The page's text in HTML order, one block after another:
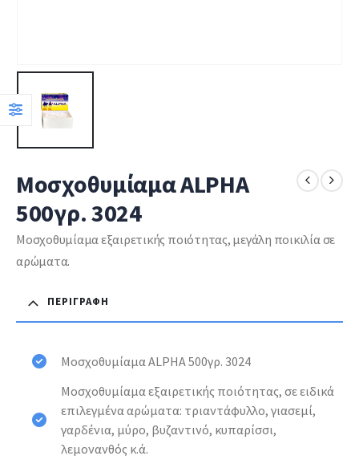
Μοσχοθυμίαμα ALPHA
500γρ. 3024
Μοσχοθυμίαμα εξαιρετικής ποιότητας, μεγάλη ποικιλία σε
αρώματα.
ΠΕΡΙΓΡΑΦΉ
Μοσχοθυμίαμα ALPHA 500γρ. 3024
Μοσχοθυμίαμα εξαιρετικής ποιότητας, σε ειδικά
επιλεγμένα αρώματα: τριαντάφυλλο, γιασεμί,
γαρδένια, μύρο, βυζαντινό, κυπαρίσσι,
λεμονανθός κ.ά.